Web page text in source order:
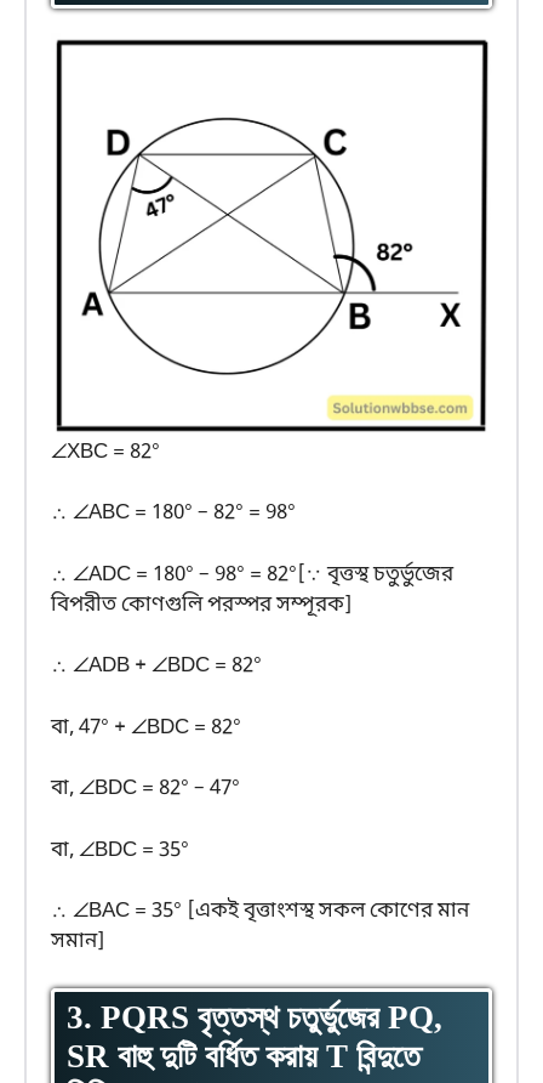
∠XBC = 82°
∴ ∠ABC = 180° – 82° = 98°
∴ ∠ADC = 180° – 98° = 82°[∵ বৃত্তস্থ চতুর্ভুজের
বিপরীত কোণগুলি পরস্পর সম্পূরক]
∴ ∠ADB + ∠BDC = 82°
বা, 47° + ∠BDC = 82°
বা, ∠BDC = 82° – 47°
বা, ∠BDC = 35°
∴ ∠BAC = 35° [একই বৃত্তাংশস্থ সকল কোণের মান
সমান]
3. PQRS বৃত্তস্থ চতুর্ভুজের PQ,
SR বাহু দুটি বর্ধিত করায় T বিন্দুতে